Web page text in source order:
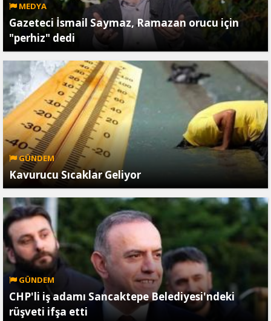
MEDYA
Gazeteci İsmail Saymaz, Ramazan orucu için
"perhiz" dedi
GÜNDEM
Kavurucu Sıcaklar Geliyor
GÜNDEM
CHP'li iş adamı Sancaktepe Belediyesi'ndeki
rüşveti ifşa etti